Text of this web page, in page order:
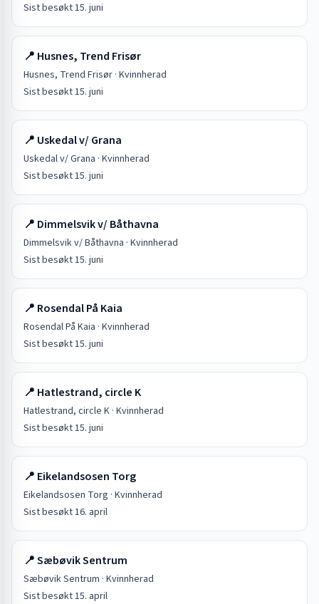
Sist besøkt15. juni
📍 Husnes, Trend Frisør
Husnes, Trend Frisør · Kvinnherad
Sist besøkt15. juni
📍 Uskedal v/ Grana
Uskedal v/ Grana · Kvinnherad
Sist besøkt15. juni
📍 Dimmelsvik v/ Båthavna
Dimmelsvik v/ Båthavna · Kvinnherad
Sist besøkt15. juni
📍 Rosendal På Kaia
Rosendal På Kaia · Kvinnherad
Sist besøkt15. juni
📍 Hatlestrand, circle K
Hatlestrand, circle K · Kvinnherad
Sist besøkt15. juni
📍 Eikelandsosen Torg
Eikelandsosen Torg · Kvinnherad
Sist besøkt16. april
📍Sæbøvik Sentrum
Sæbøvik Sentrum · Kvinnherad
Sist besøkt15. april